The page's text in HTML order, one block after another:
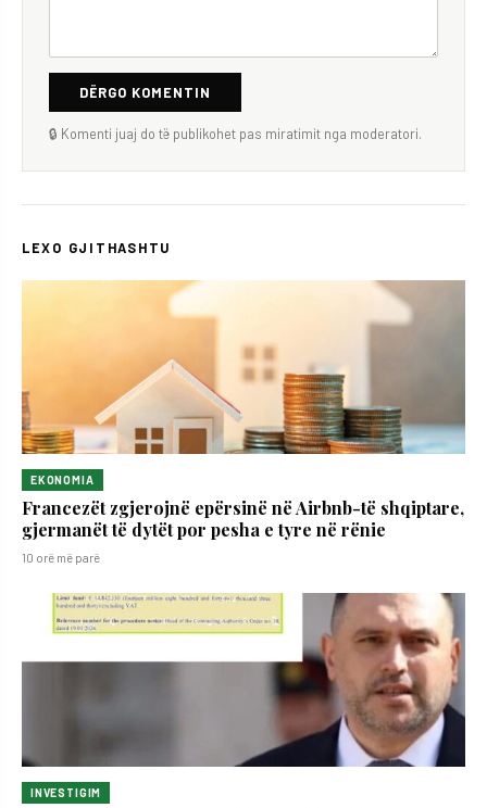
DËRGO KOMENTIN
🔒 Komenti juaj do të publikohet pas miratimit nga moderatori.
LEXO GJITHASHTU
EKONOMIA
Francezët zgjerojnë epërsinë në Airbnb-të shqiptare,
gjermanët të dytët por pesha e tyre në rënie
10 orë më parë
INVESTIGIM